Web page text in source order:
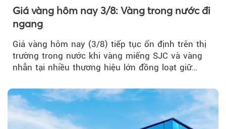
Giá vàng hôm nay 3/8: Vàng trong nước đi
ngang
Giá vàng hôm nay (3/8) tiếp tục ổn định trên thị
trường trong nước khi vàng miếng SJC và vàng
nhẫn tại nhiều thương hiệu lớn đồng loạt giữ